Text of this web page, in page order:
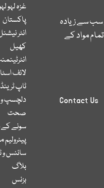
سب سے زیادہ
مواد کے
Contact Us
غزہ لہو
پاکستان
انٹر
کھیل
لائف
ٹاپ ٹرینڈ
دلچسپ
صحت
سونے کے
سائنس و
بلاگ
بزنس